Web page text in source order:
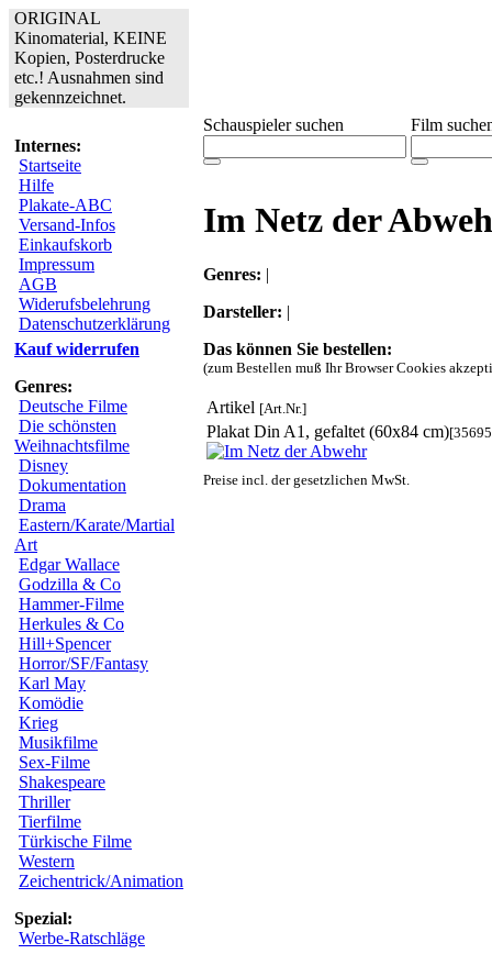
ORIGINAL
Kinomaterial, KEINE
Kopien, Posterdrucke
etc.! Ausnahmen sind
gekennzeichnet.
Internes:
Startseite
Hilfe
Plakate-ABC
Versand-Infos
Einkaufskorb
Impressum
AGB
Widerufsbelehrung
Datenschutzerklärung
Kauf widerrufen
Genres:
Deutsche Filme
Die schönsten
Weihnachtsfilme
Disney
Dokumentation
Drama
Eastern/Karate/Martial
Art
Edgar Wallace
Godzilla & Co
Hammer-Filme
Herkules & Co
Hill+Spencer
Horror/SF/Fantasy
Karl May
Komödie
Krieg
Musikfilme
Sex-Filme
Shakespeare
Thriller
Tierfilme
Türkische Filme
Western
Zeichentrick/Animation
Spezial:
Werbe-Ratschläge
Schauspieler suchen Film
Im Netz der
Genres: |
Darsteller: |
Das können Sie bestellen:
(zum Bestellen muß Ihr Browser Cookies
Artikel [Art.Nr.]
Plakat Din A1, gefaltet (60x84 cm)
Preise incl. der gesetzlichen MwSt.